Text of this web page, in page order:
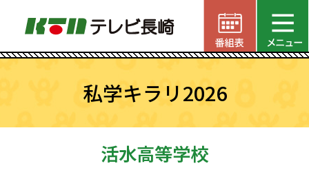
私学キラリ2026
活水高等学校